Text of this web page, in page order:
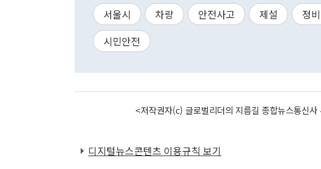
서울시 차량 안전사고 제설 정비
시민안전
<저작권자(c) 글로벌리더의 지름길 종합뉴스통신
디지털뉴스콘텐츠 이용규칙 보기